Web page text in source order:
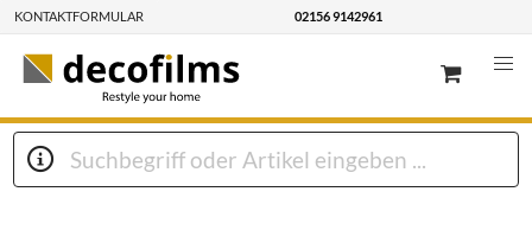
KONTAKTFORMULAR 02156 9142961